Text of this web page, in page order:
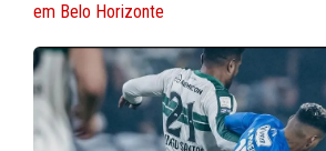
em Belo Horizonte